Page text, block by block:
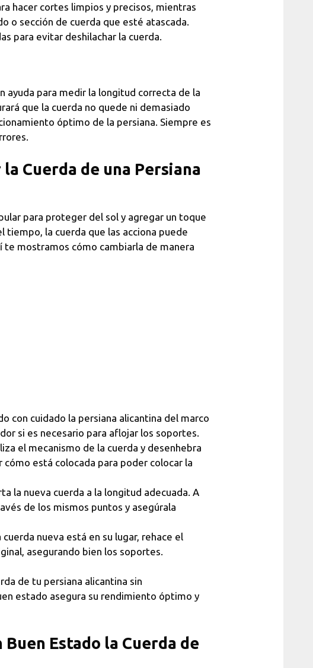
hacer cortes limpios y precisos, mientras
o sección de cuerda que esté atascada.
para evitar deshilachar la cuerda.
ayuda para medir la longitud correcta de la
que la cuerda no quede ni demasiado
óptimo de la persiana. Siempre es
la Cuerda de una Persiana
para proteger del sol y agregar un toque
tiempo, la cuerda que las acciona puede
mostramos cómo cambiarla de manera
con cuidado la persiana alicantina del marco
si es necesario para aflojar los soportes.
el mecanismo de la cuerda y desenhebra
está colocada para poder colocar la
la nueva cuerda a la longitud adecuada. A
de los mismos puntos y asegúrala
cuerda nueva está en su lugar, rehace el
asegurando bien los soportes.
de tu persiana alicantina sin
estado asegura su rendimiento óptimo y
Estado la Cuerda de